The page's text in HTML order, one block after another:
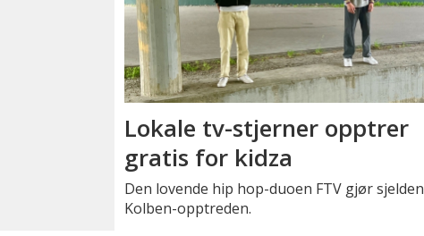
Lokale tv-stjerner opptrer
gratis for kidza
Den lovende hip hop-duoen FTV gjør sjelden
Kolben-opptreden.